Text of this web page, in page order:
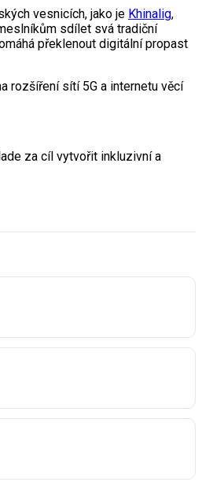
vesnicích, jako je Khinalig,
sdílet svá tradiční
překlenout digitální propast
rozšíření sítí 5G a internetu věcí
za cíl vytvořit inkluzivní a